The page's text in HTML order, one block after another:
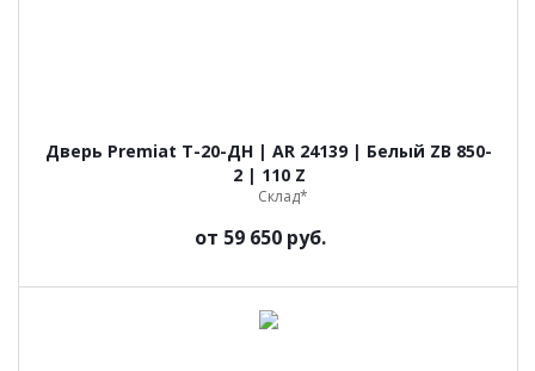
Дверь Premiat Т-20-ДН | AR 24139 | Белый ZB 850-
2 | 110 Z
Склад*
от 59 650 руб.